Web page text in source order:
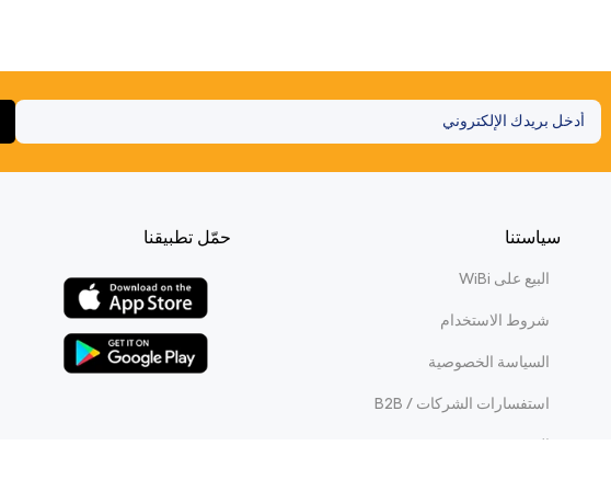
سياستنا
البيع على WiBi
شروط الاستخدام
السياسة الخصوصية
استفسارات الشركات / B2B
حمّل تطبيقنا